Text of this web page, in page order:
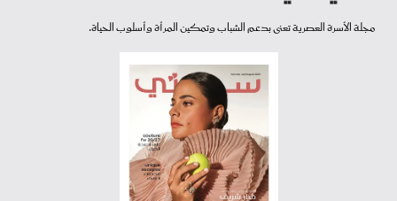
مجلة الأسرة العصرية تعنى بدعم الشباب وتمكين المرأة وأسلوب الحياة.